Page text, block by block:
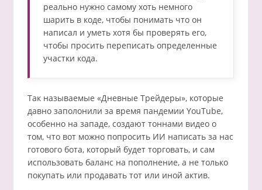
реально нужно самому хоть немного
шарить в коде, чтобы понимать что он
написал и уметь хотя бы проверять его,
чтобы просить переписать определенные
участки кода.
Так называемые «Дневные Трейдеры», которые
давно заполонили за время пандемии YouTube,
особенно на западе, создают тоннами видео о
том, что вот можно попросить ИИ написать за нас
готового бота, который будет торговать, и сам
использовать баланс на пополнение, а не только
покупать или продавать тот или иной актив.